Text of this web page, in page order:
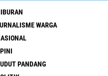
WARGA
PANDANG